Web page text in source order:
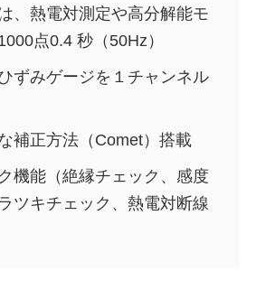
、熱電対測定や高分解能モ
点0.4 秒（50Hz）
ずみゲージを１チャンネル
補正方法（Comet）搭載
機能（絶縁チェック、感度
ツキチェック、熱電対断線